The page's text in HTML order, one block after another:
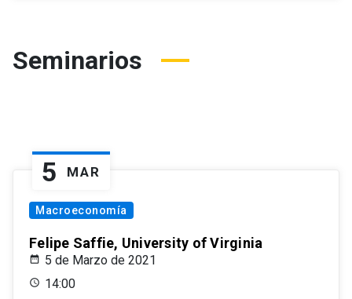
Seminarios
5 MAR
Macroeconomía
Felipe Saffie, University of Virginia
5 de Marzo de 2021
14:00